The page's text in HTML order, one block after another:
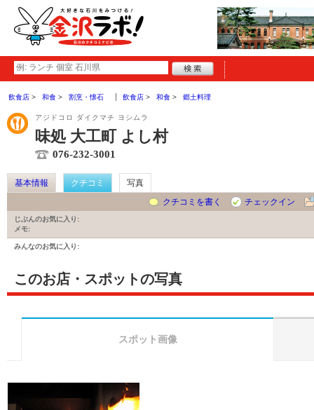
飲食店 和食 割烹・懐石 飲食店 和食 郷土料理
アジドコロ ダイクマチ ヨシムラ
味処 大工町 よし村
076-232-3001
基本情報 クチコミ
写真
クチコミを書く
チェックイン
じぶんのお気に入り:
メモ:
みんなのお気に入り:
このお店・スポットの写真
スポット画像